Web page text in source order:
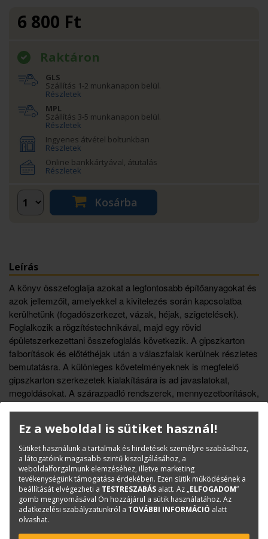
6 800 Ft
Raktáron
GLS
Szállítás 1-2 munkanapon belül.
Részletek
MPL
Szállítás 3-5 munkanapon belül.
Részletek
Ingyenes átvétel boltunkban
Részletek
Online bankkártyával, átutalás
Részletek
Kosárba
Leírás
A könyv összefoglalja azokat a legfontosabb építőanyagokat és
azok jellemzőit, amelyekkel a kivitelezés során kapcsolatba
kerülhetünk (fogadószerkezet, vázak, héjak, szigetelések).
Foglalkozik a rögzítéstechnikával, majd egy rövid
épületszerkezettani összefoglalás következik. A gipszkarton
falborítások és előtéthéjak után a válaszfalak kerülnek részletes
bemutatásra. A különleges követelményeknek is megfelelő
gipszkarton szerkezetek kialakítására is ad javaslatokat,
megoldásokat. A szárazpadló rendszerek, mennyezetborítások,
álmennyezetek ismertetése után foglalkozik a kész házak és
leírások mellett a könyv rajzi anyagát, csomópontjait
igyekszik úgy összeállítani, hogy a vonatkozó szárazépítési
elvek és megoldások a legrészletesebben kerüljenek
megjelenítésre.
Könyvinfó
Ez a weboldal is sütiket használ!
Sütiket használunk a tartalmak és hirdetések személyre szabásához,
a látogatóink magasabb szintű kiszolgálásához, a
weboldalforgalmunk elemzéséhez, illetve marketing
tevékenységünk támogatása érdekében. Ezen sütik működésének a
beállítását elvégezheti a TESTRESZABÁS alatt. Az „ELFOGADOM”
gomb megnyomásával Ön hozzájárul a sütik használatához. Az
adatkezelési szabályzatunkról a TOVÁBBI INFORMÁCIÓ alatt
olvashat.